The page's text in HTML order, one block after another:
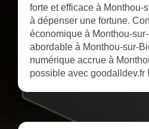
forte et efficace à Monthou-
à dépenser une fortune.
économique à Monthou-
abordable à Monthou-sur-
numérique accrue à
possible avec goodalldev.fr !